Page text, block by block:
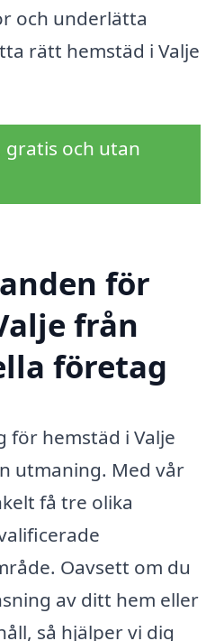
och underlätta
rätt hemstäd i Valje
gratis och utan
för
från
företag
hemstäd i Valje
utmaning. Med vår
få tre olika
Oavsett om du
av ditt hem eller
så hjälper vi dig